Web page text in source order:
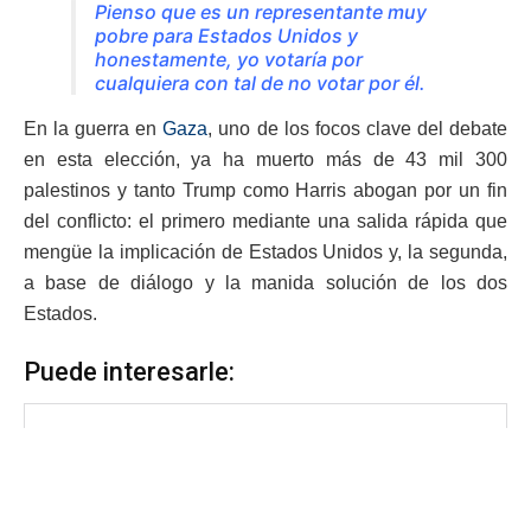
Pienso que es un representante muy
pobre para Estados Unidos y
honestamente, yo votaría por
cualquiera con tal de no votar por él.
En la guerra enGaza, uno de los focos clave del debate
en esta elección, ya ha muerto más de 43 mil 300
palestinos y tanto Trump como Harris abogan por un fin
del conflicto: el primero mediante una salida rápida que
mengüe la implicación de Estados Unidos y, la segunda,
a base de diálogo y la manida solución de los dos
Estados.
Puede interesarle: